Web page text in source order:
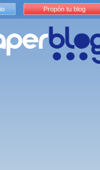
Propón tu blog